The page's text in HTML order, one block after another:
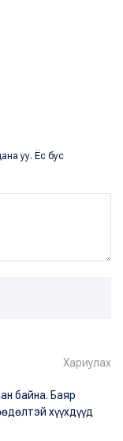
уу. Ёс бус
Хариулах
байна. Баяр
хүүхдүүд